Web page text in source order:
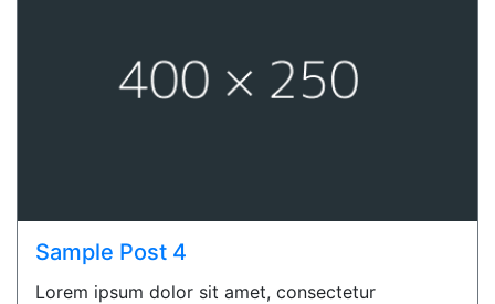
Sample Post 4
Lorem ipsum dolor sit amet, consectetur